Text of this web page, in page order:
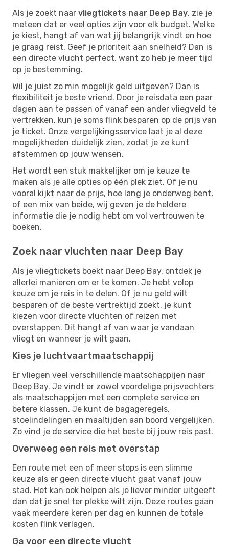
Als je zoekt naar vliegtickets naar Deep Bay, zie je
meteen dat er veel opties zijn voor elk budget. Welke
je kiest, hangt af van wat jij belangrijk vindt en hoe
je graag reist. Geef je prioriteit aan snelheid? Dan is
een directe vlucht perfect, want zo heb je meer tijd
op je bestemming.
Wil je juist zo min mogelijk geld uitgeven? Dan is
flexibiliteit je beste vriend. Door je reisdata een paar
dagen aan te passen of vanaf een ander vliegveld te
vertrekken, kun je soms flink besparen op de prijs van
je ticket. Onze vergelijkingsservice laat je al deze
mogelijkheden duidelijk zien, zodat je ze kunt
afstemmen op jouw wensen.
Het wordt een stuk makkelijker om je keuze te
maken als je alle opties op één plek ziet. Of je nu
vooral kijkt naar de prijs, hoe lang je onderweg bent,
of een mix van beide, wij geven je de heldere
informatie die je nodig hebt om vol vertrouwen te
boeken.
Zoek naar vluchten naar Deep Bay
Als je vliegtickets boekt naar Deep Bay, ontdek je
allerlei manieren om er te komen. Je hebt volop
keuze om je reis in te delen. Of je nu geld wilt
besparen of de beste vertrektijd zoekt, je kunt
kiezen voor directe vluchten of reizen met
overstappen. Dit hangt af van waar je vandaan
vliegt en wanneer je wilt gaan.
Kies je luchtvaartmaatschappij
Er vliegen veel verschillende maatschappijen naar
Deep Bay. Je vindt er zowel voordelige prijsvechters
als maatschappijen met een complete service en
betere klassen. Je kunt de bagageregels,
stoelindelingen en maaltijden aan boord vergelijken.
Zo vind je de service die het beste bij jouw reis past.
Overweeg een reis met overstap
Een route met een of meer stops is een slimme
keuze als er geen directe vlucht gaat vanaf jouw
stad. Het kan ook helpen als je liever minder uitgeeft
dan dat je snel ter plekke wilt zijn. Deze routes gaan
vaak meerdere keren per dag en kunnen de totale
kosten flink verlagen.
Ga voor een directe vlucht